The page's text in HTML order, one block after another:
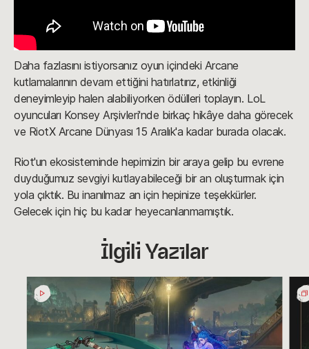
Daha fazlasını istiyorsanız oyun içindeki Arcane
kutlamalarının devam ettiğini hatırlatırız, etkinliği
deneyimleyip halen alabiliyorken ödülleri toplayın. LoL
oyuncuları Konsey Arşivleri'nde birkaç hikâye daha görecek
ve RiotX Arcane Dünyası 15 Aralık'a kadar burada olacak.
Riot'un ekosisteminde hepimizin bir araya gelip bu evrene
duyduğumuz sevgiyi kutlayabileceği bir an oluşturmak için
yola çıktık. Bu inanılmaz an için hepinize teşekkürler.
Gelecek için hiç bu kadar heyecanlanmamıştık.
İlgili Yazılar
Proje
L
/geliştir:
Oyunun